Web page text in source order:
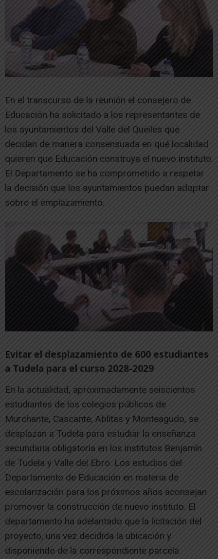
En el transcurso de la reunión el consejero de
Educación ha solicitado a los representantes de
los ayuntamientos del Valle del Queiles que
decidan de manera consensuada en qué localidad
quieren que Educación construya el nuevo instituto.
El Departamento se ha comprometido a respetar
la decisión que los ayuntamientos puedan adoptar
sobre el emplazamiento.
Evitar el desplazamiento de 600 estudiantes
a Tudela para el curso 2028-2029
En la actualidad, aproximadamente seiscientos
estudiantes de los colegios públicos de
Murchante, Cascante, Ablitas y Monteagudo, se
desplazan a Tudela para estudiar la enseñanza
secundaria obligatoria en los institutos Benjamín
de Tudela y Valle del Ebro. Los estudios del
Departamento de Educación en materia de
escolarización para los próximos años aconsejan
promover la construcción de nuevo instituto. El
departamento ha adelantado que la licitación del
proyecto, una vez decidida la ubicación y
disponiendo de la correspondiente parcela